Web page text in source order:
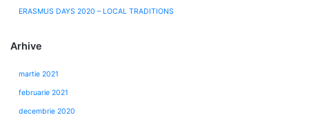
ERASMUS DAYS 2020 – LOCAL TRADITIONS
Arhive
martie 2021
februarie 2021
decembrie 2020